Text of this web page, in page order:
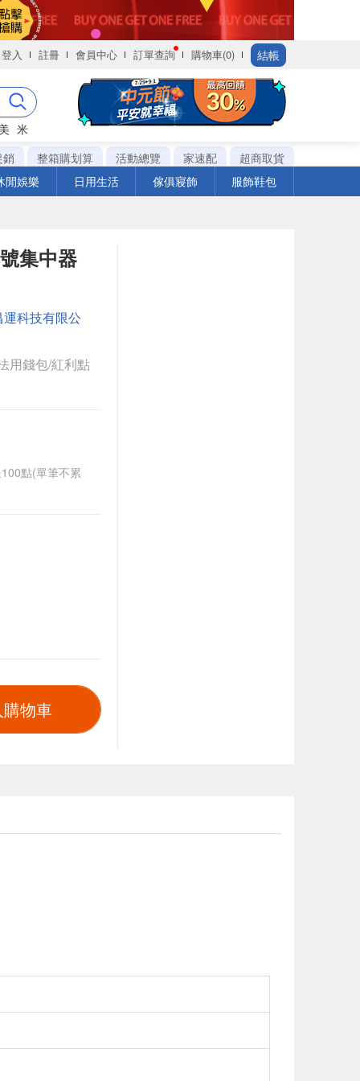
登入 註冊 會員中心 訂單查詢 購物車(0) 結帳
米
銷
整箱購划算 活動總覽 家速配
超商取貨
閒娛樂
日用生活 傢俱寢飾 服飾鞋包
集中器
運科技有限公
用錢包/紅利點
點(單筆不累
物車